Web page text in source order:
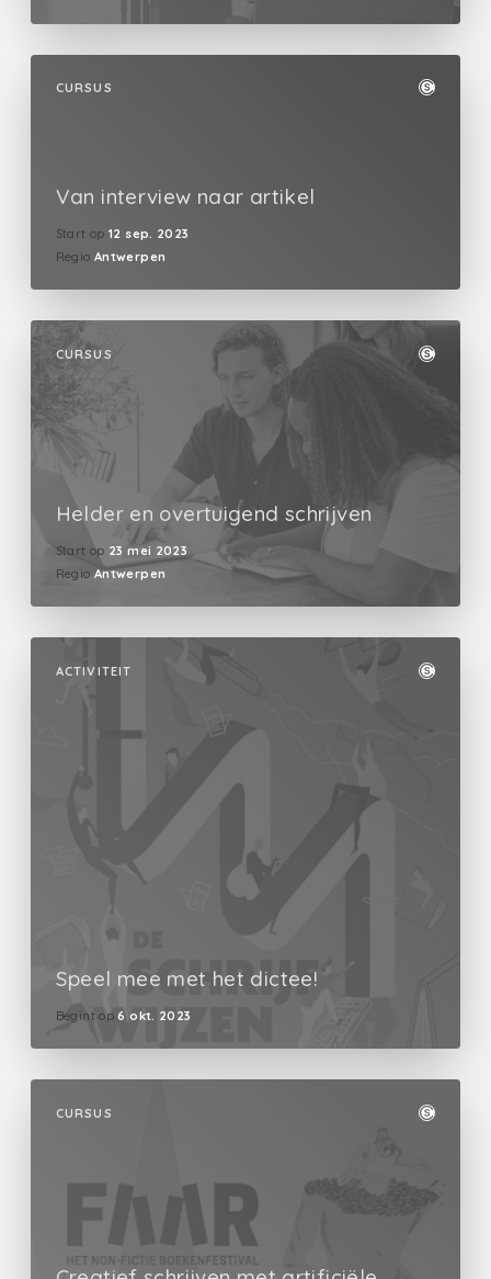
CURSUS
Van interview naar artikel
Start op 12 sep. 2023
Regio Antwerpen
CURSUS
Helder en overtuigend schrijven
Start op 23 mei 2023
Regio Antwerpen
ACTIVITEIT
Speel mee met het dictee!
Begint op 6 okt. 2023
CURSUS